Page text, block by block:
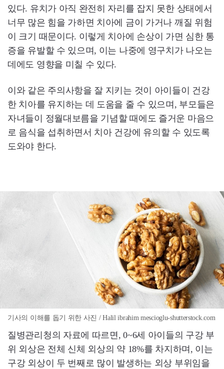
있다. 유치가 아직 완전히 자리를 잡지 못한 상태에서
너무 많은 힘을 가하면 치아에 금이 가거나 깨질 위험
이 크기 때문이다. 이렇게 치아에 손상이 가면 심한 통
증을 유발할 수 있으며, 이는 나중에 영구치가 나오는
데에도 영향을 미칠 수 있다.
이와 같은 주의사항을 잘 지키는 것이 아이들이 건강
한 치아를 유지하는 데 도움을 줄 수 있으며, 부모들은
자녀들이 정월대보름을 기념할 때에도 즐거운 마음으
로 음식을 섭취하면서 치아 건강에 유의할 수 있도록
도와야 한다.
기사의 이해를 돕기 위한 사진 / Halil ibrahim mescioglu-shutterstock.com
질병관리청의 자료에 따르면, 0~6세 아이들의 구강 부
위 외상은 전체 신체 외상의 약 18%를 차지하며, 이는
구강 외상이 두 번째로 많이 발생하는 외상 부위임을